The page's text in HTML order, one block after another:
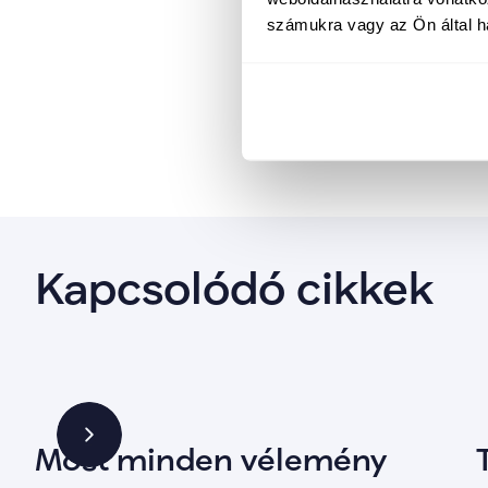
számukra vagy az Ön által
személyesen is
A választásokig
aktivitás döntő
Kapcsolódó cikkek
Most minden vélemény